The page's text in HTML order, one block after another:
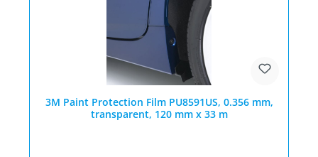
3M Paint Protection Film PU8591US, 0.356 mm,
transparent, 120 mm x 33 m